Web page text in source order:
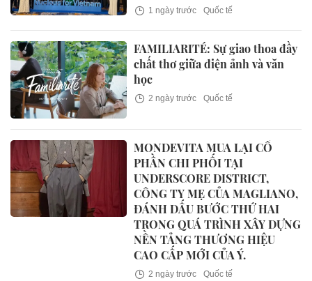
1 ngày trước Quốc tế
FAMILIARITÉ: Sự giao thoa đầy
chất thơ giữa điện ảnh và văn
học
2 ngày trước Quốc tế
MONDEVITA MUA LẠI CỔ
PHẦN CHI PHỐI TẠI
UNDERSCORE DISTRICT,
CÔNG TY MẸ CỦA MAGLIANO,
ĐÁNH DẤU BƯỚC THỨ HAI
TRONG QUÁ TRÌNH XÂY DỰNG
NỀN TẢNG THƯƠNG HIỆU
CAO CẤP MỚI CỦA Ý.
2 ngày trước Quốc tế